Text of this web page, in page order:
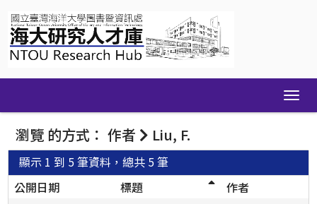
navigation
瀏覽 的方式： 作者 Liu, F.
顯示 1 到 5 筆資料，總共 5 筆
公開日期
標題
作者